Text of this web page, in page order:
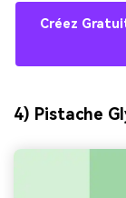
Créez
4) Pistache